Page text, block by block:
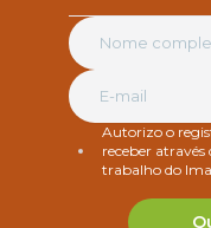
Autorizo o
receber
trabalho do